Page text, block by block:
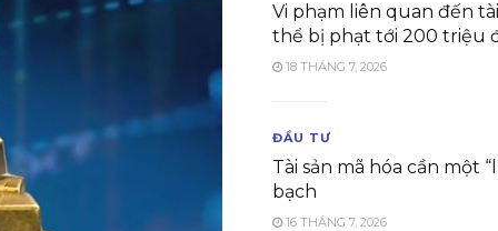
Vi phạm liên quan đến
thể bị phạt tới 200 triệu
18 THÁNG 7, 2026
ĐẦU TƯ
Tài sản mã hóa cần một
bạch
16 THÁNG 7, 2026